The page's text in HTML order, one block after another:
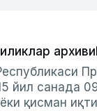
архиви
йил санада
қисман